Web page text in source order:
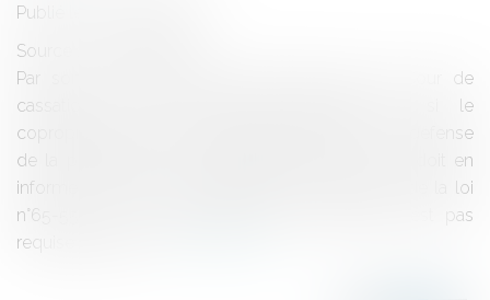
Publié le :
Source :
Par son arrêt rendu le 16 octobre 2025, la Cour de
cassation a très clairement rappelé que si le
copropriétaire, qui agit seul judiciairement pour la défense
de la propriété ou de la jouissance de son lot, doit en
informer le syndic, en application de l’article 15 de la loi
n°65-557 du 10 juillet 1965, cette formalité n’est pas
requise à peine d...